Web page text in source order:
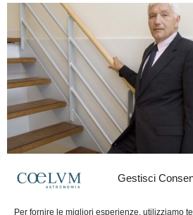
Gestisci
Per fornire le migliori esperienze, utilizziamo
Frida Paolella - 16 Giugno 2026
spaziale europea e della missione Planck. Il